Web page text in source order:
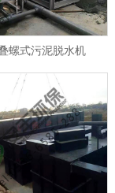
螺式污泥脱水机